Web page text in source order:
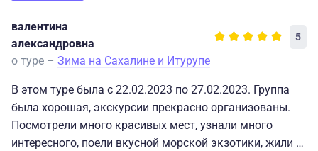
валентина
александровна
5
о туре – Зима на Сахалине и Итурупе
В этом туре была с 22.02.2023 по 27.02.2023. Группа
была хорошая, экскурсии прекрасно организованы.
Посмотрели много красивых мест, узнали много
интересного, поели вкусной морской экзотики, жили в